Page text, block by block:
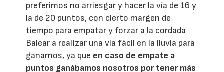
preferimos no arriesgar y hacer la vía de 16 y
la de 20 puntos, con cierto margen de
tiempo para empatar y forzar a la cordada
Balear a realizar una vía fácil en la lluvia para
ganarnos, ya que en caso de empate a
puntos ganábamos nosotros por tener más